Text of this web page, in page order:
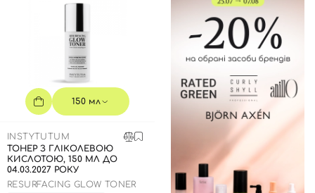
150 мл
INSTYTUTUM
ТОНЕР З ГЛІКОЛЕВОЮ
КИСЛОТОЮ, 150 МЛ ДО
04.03.2027 РОКУ
RESURFACING GLOW TONER